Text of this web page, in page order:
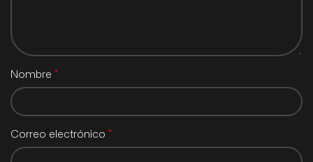
Nombre *
Correo electrónico *